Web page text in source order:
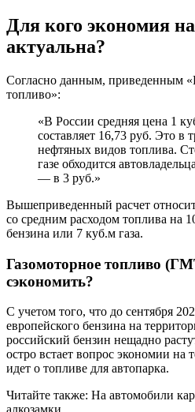
Для кого экономия
актуальна?
Согласно данным, приведенным
топливо»:
«В России средняя цена 1
составляет 16,73 руб. Это в
нефтяных видов топлива.
газе обходится
— в 3 руб.»
Вышеприведенный расчет
со средним расходом топлива на
бензина или 7 куб.м газа.
Газомоторное топливо
сэкономить?
С учетом того, что до сентября
европейского бензина на
российский бензин нещадно
остро встает вопрос экономии на
идет о топливе для автопарка.
Читайте также: На автомобили